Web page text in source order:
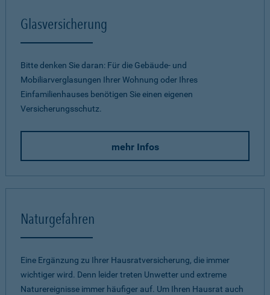
Glasversicherung
Bitte denken Sie daran: Für die Gebäude- und
Mobiliarverglasungen Ihrer Wohnung oder Ihres
Einfamilienhauses benötigen Sie einen eigenen
Versicherungsschutz.
mehr Infos
Naturgefahren
Eine Ergänzung zu Ihrer Hausratversicherung, die immer
wichtiger wird. Denn leider treten Unwetter und extreme
Naturereignisse immer häufiger auf. Um Ihren Hausrat auch